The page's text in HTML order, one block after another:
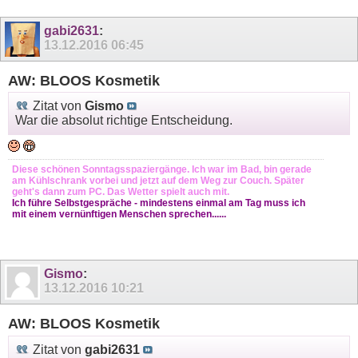
gabi2631:
13.12.2016 06:45
AW: BLOOS Kosmetik
Zitat von Gismo
War die absolut richtige Entscheidung.
Diese schönen Sonntagsspaziergänge. Ich war im Bad, bin gerade
am Kühlschrank vorbei und jetzt auf dem Weg zur Couch. Später
geht's dann zum PC. Das Wetter spielt auch mit.
Ich führe Selbstgespräche - mindestens einmal am Tag muss ich
mit einem vernünftigen Menschen sprechen......
Gismo:
13.12.2016 10:21
AW: BLOOS Kosmetik
Zitat von gabi2631